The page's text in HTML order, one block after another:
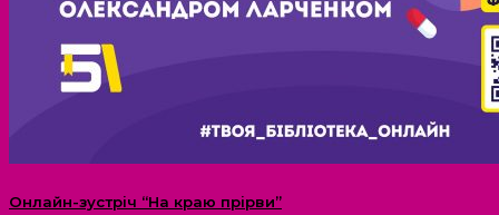
Онлайн-зустріч “На краю прірви”